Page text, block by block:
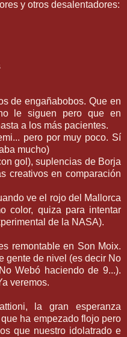
y otros desalentadores:
deengañabobos. Que en
le siguen pero que en
a los más pacientes.
... pero por muy poco. Sí
mucho)
gol),suplencias de Borja
creativos en comparación
ve el rojo del Mallorca
color, quizapara intentar
de la NASA).
remontableen Son Moix.
gente de nivel (es decir No
Webó haciendo de 9...).
veremos.
, la gran esperanza
ha empezado flojo pero
que nuestro idolatrado e